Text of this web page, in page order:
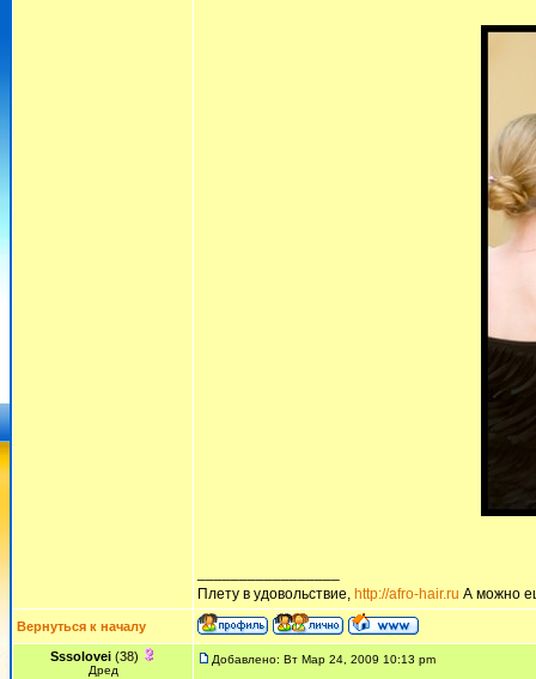
Плету в удовольствие, http://afro-hair.ru А можно
Вернуться к началу
Sssolovei (38)
Дред
Добавлено: Вт Мар 24, 2009 10:13 pm